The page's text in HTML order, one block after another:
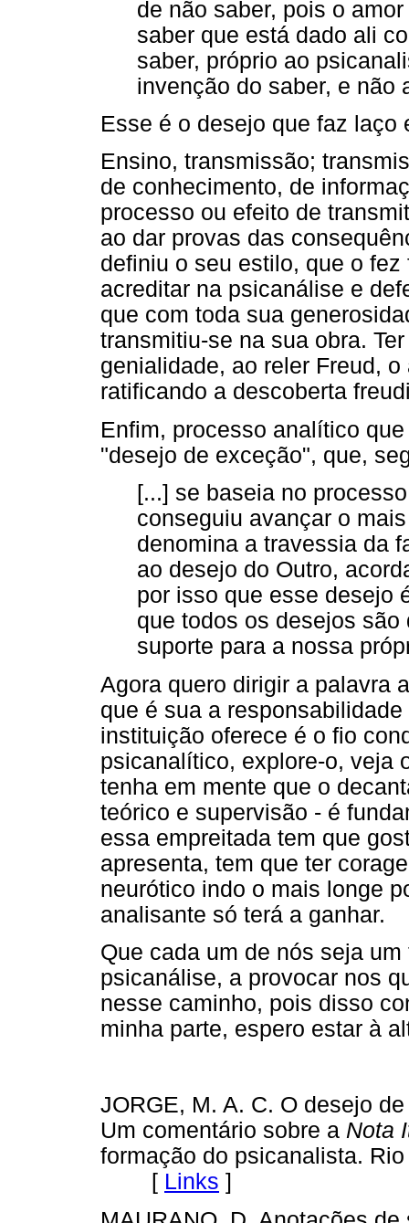
de não saber, pois o
saber que está dado ali
saber, próprio ao
invenção do saber, e não
Esse é o desejo que faz laço
Ensino, transmissão;
de conhecimento, de
processo ou efeito de
ao dar provas das
definiu o seu estilo, que o
acreditar na psicanálise e
que com toda sua
transmitiu-se na sua obra.
genialidade, ao reler Freud,
ratificando a descoberta
Enfim, processo analítico
"desejo de exceção", que,
[...] se baseia no
conseguiu avançar o
denomina a travessia da
ao desejo do Outro,
por isso que esse desejo
que todos os desejos
suporte para a nossa
Agora quero dirigir a palavra
que é sua a
instituição oferece é o fio
psicanalítico, explore-o, veja
tenha em mente que o
teórico e supervisão - é
essa empreitada tem que
apresenta, tem que ter
neurótico indo o mais longe
analisante só terá a ganhar.
Que cada um de nós seja
psicanálise, a provocar nos
nesse caminho, pois disso
minha parte, espero estar à
JORGE, M. A. C. O desejo
Um comentário sobre a Nota
formação do psicanalista.
[ Links ]